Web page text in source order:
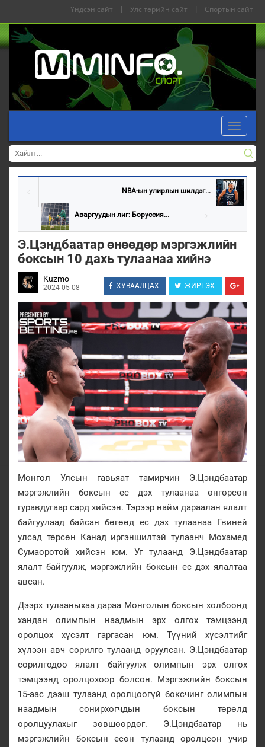
Үндсэн сайт | Улс төрийн сайт | Спортын сайт
Toggle
NBA-ын улирлын шилдэг...
Аваргуудын лиг: Боруссия...
Э.Цэндбаатар өнөөдөр мэргэжлийн
боксын 10 дахь тулаанаа хийнэ
Kuzmo
2024-05-08 ХУВААЛЦАХ ЖИРГЭХ
Монгол Улсын гавьяат тамирчин Э.Цэндбаатар
мэргэжлийн боксын ес дэх тулаанаа өнгөрсөн
гуравдугаар сард хийсэн. Тэрээр найм дараалан ялалт
байгуулаад байсан бөгөөд ес дэх тулаанаа Гвиней
улсад төрсөн Канад иргэншилтэй тулаанч Мохамед
Сумаоротой хийсэн юм. Уг тулаанд Э.Цэндбаатар
ялалт байгуулж, мэргэжлийн боксын ес дэх ялалтаа
авсан.
Дээрх тулааныхаа дараа Монголын боксын холбоонд
хандан олимпын наадмын эрх олгох тэмцээнд
оролцох хүсэлт гаргасан юм. Түүний хүсэлтийг
хүлээн авч сорилго тулаанд оруулсан. Э.Цэндбаатар
сорилгодоо ялалт байгуулж олимпын эрх олгох
тэмцээнд оролцохоор болсон. Мэргэжлийн боксын
15-аас дээш тулаанд оролцоогүй боксчинг олимпын
наадмын сонирхогчдын боксын төрөлд
оролцуулахыг зөвшөөрдөг. Э.Цэндбаатар нь
мэргэжлийн боксын есөн тулаанд оролцсон учир